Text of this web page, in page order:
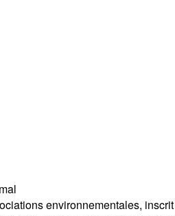
environnementales,